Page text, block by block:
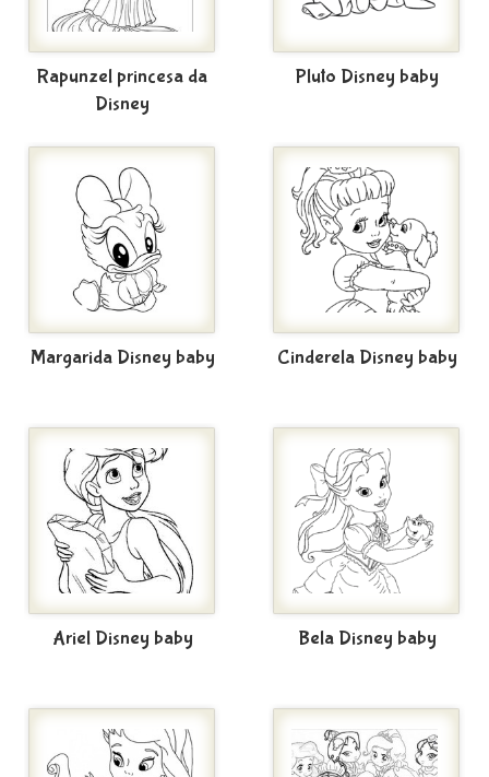
Rapunzel princesa da
Disney
Pluto Disney baby
Margarida Disney baby Cinderela Disney baby
Ariel Disney baby Bela Disney baby